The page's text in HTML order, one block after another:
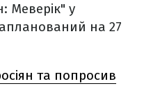
Меверік" у
на 27
та попросив